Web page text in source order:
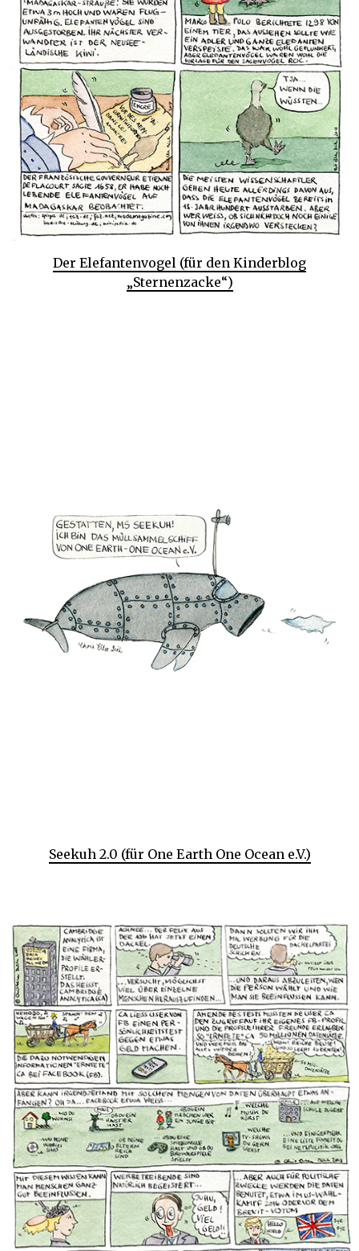
Der Elefantenvogel (für den Kinderblog
„Sternenzacke“)
Seekuh 2.0 (für One Earth One Ocean e.V.)